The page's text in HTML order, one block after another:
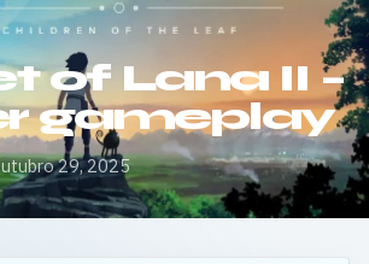
of Lana II –
gameplay
29, 2025